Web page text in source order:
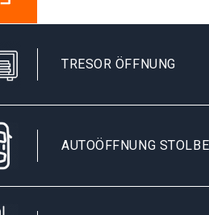
TRESOR ÖFFNUNG
AUTOÖFFNUNG